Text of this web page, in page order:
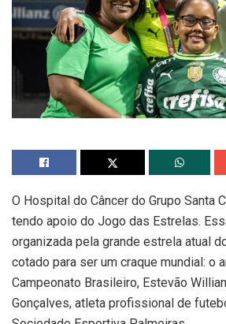
O Hospital do Câncer do Grupo Santa
tendo apoio do Jogo das Estrelas.
organizada pela grande estrela atual
cotado para ser um craque mundial: o
Campeonato Brasileiro, Estevão
Gonçalves, atleta profissional de